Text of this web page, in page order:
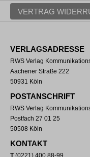
VERTRAG
VERLAGSADRESSE
RWS Verlag
Aachener Straße 222
50931 Köln
POSTANSCHRIFT
RWS Verlag
Postfach 27 01 25
50508 Köln
KONTAKT
T(0221) 400 88-99